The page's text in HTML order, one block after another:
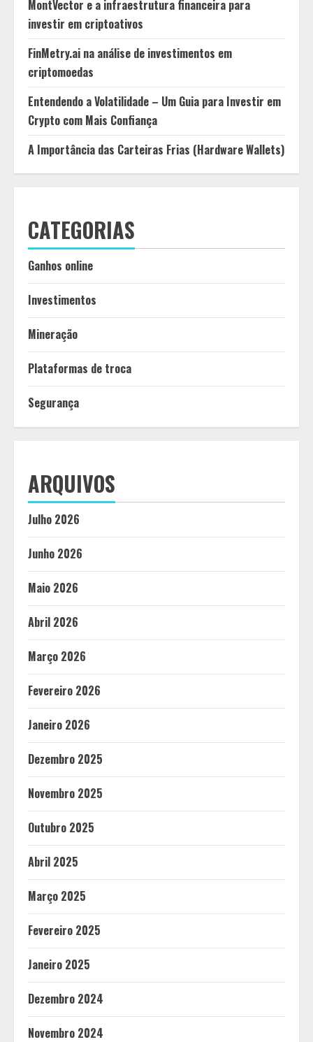
MontVector e a infraestrutura financeira para
investir em criptoativos
FinMetry.ai na análise de investimentos em
criptomoedas
Entendendo a Volatilidade – Um Guia para Investir em
Crypto com Mais Confiança
A Importância das Carteiras Frias (Hardware Wallets)
CATEGORIAS
Ganhos online
Investimentos
Mineração
Plataformas de troca
Segurança
ARQUIVOS
Julho 2026
Junho 2026
Maio 2026
Abril 2026
Março 2026
Fevereiro 2026
Janeiro 2026
Dezembro 2025
Novembro 2025
Outubro 2025
Abril 2025
Março 2025
Fevereiro 2025
Janeiro 2025
Dezembro 2024
Novembro 2024